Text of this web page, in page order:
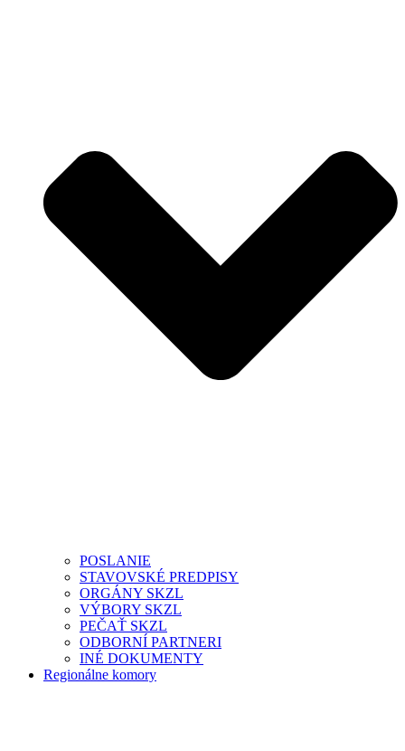
POSLANIE
STAVOVSKÉ PREDPISY
ORGÁNY SKZL
VÝBORY SKZL
PEČAŤ SKZL
ODBORNÍ PARTNERI
INÉ DOKUMENTY
Regionálne komory